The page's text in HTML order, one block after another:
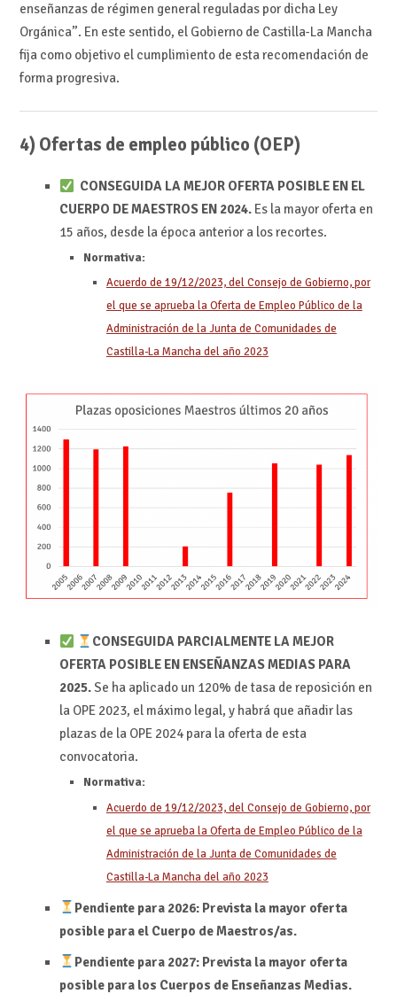
enseñanzas de régimen general reguladas por dicha Ley
Orgánica”. En este sentido, el Gobierno de Castilla-La Mancha
fija como objetivo el cumplimiento de esta recomendación de
forma progresiva.
4) Ofertas de empleo público (OEP)
CONSEGUIDA LA MEJOR OFERTA POSIBLE EN EL
CUERPO DE MAESTROS EN 2024.Es la mayor oferta en
15 años, desde la época anterior a los recortes.
Normativa:
Acuerdo de 19/12/2023, del Consejo de Gobierno, por
el que se aprueba la Oferta de Empleo Público de la
Administración de la Junta de Comunidades de
Castilla-La Mancha del año 2023
CONSEGUIDA PARCIALMENTE LA MEJOR
OFERTA POSIBLE EN ENSEÑANZAS MEDIAS PARA
2025.Se ha aplicado un 120% de tasa de reposición en
la OPE 2023, el máximo legal, y habrá que añadir las
plazas de la OPE 2024 para la oferta de esta
convocatoria.
Normativa:
Acuerdo de 19/12/2023, del Consejo de Gobierno, por
el que se aprueba la Oferta de Empleo Público de la
Administración de la Junta de Comunidades de
Castilla-La Mancha del año 2023
Pendiente para 2026: Prevista la mayor oferta
posible para el Cuerpo de Maestros/as.
Pendiente para 2027: Prevista la mayor oferta
posible para los Cuerpos de Enseñanzas Medias.